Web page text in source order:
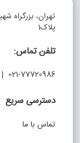
تهران، بزرگراه
پلاک1
تلفن تماس:
021-77720986 | 021-22454492
دسترسی سریع
تماس با ما